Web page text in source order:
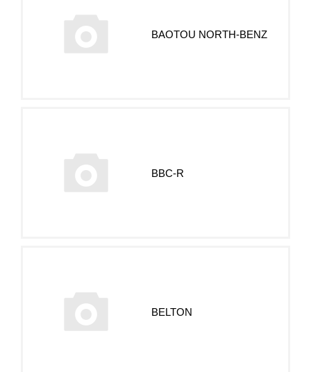
BAOTOU NORTH-BENZ
BBC-R
BELTON